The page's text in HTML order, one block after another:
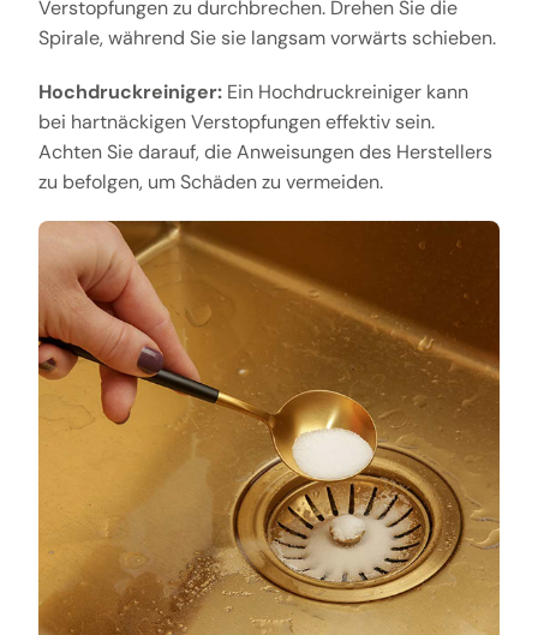
Verstopfungen zu durchbrechen. Drehen Sie die
Spirale, während Sie sie langsam vorwärts schieben.
Hochdruckreiniger:Ein Hochdruckreiniger kann
bei hartnäckigen Verstopfungen effektiv sein.
Achten Sie darauf, die Anweisungen des Herstellers
zu befolgen, um Schäden zu vermeiden.